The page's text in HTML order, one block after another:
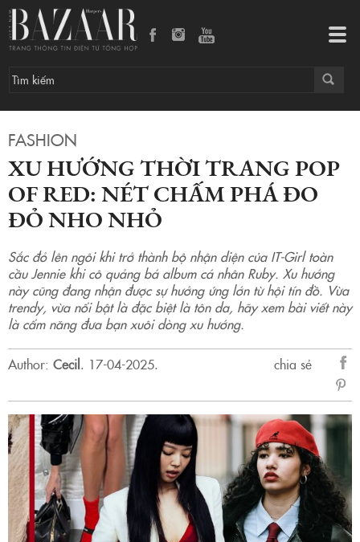
FASHION
XU HƯỚNG THỜI TRANG POP
OF RED: NÉT CHẤM PHÁ ĐO
ĐỎ NHO NHỎ
Sắc đỏ lên ngôi khi trở thành bộ nhận diện của IT-Girl toàn
cầu Jennie khi cô quảng bá album cá nhân Ruby. Xu hướng
này cũng đang nhận được sự hưởng ứng lớn từ hội tín đồ. Vừa
trendy, vừa nổi bật là đặc biệt là tôn da, hãy xem bài viết này
là cẩm năng đưa bạn xuôi dòng xu hướng.
Author: Cecil. 17-04-2025.
chia sẻ
sẻ